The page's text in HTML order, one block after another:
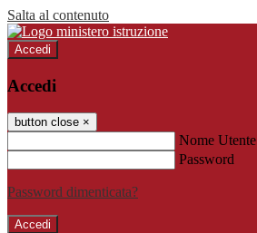
Salta al contenuto
Accedi
Accedi
button close ×
Nome Utente
Password
Password dimenticata?